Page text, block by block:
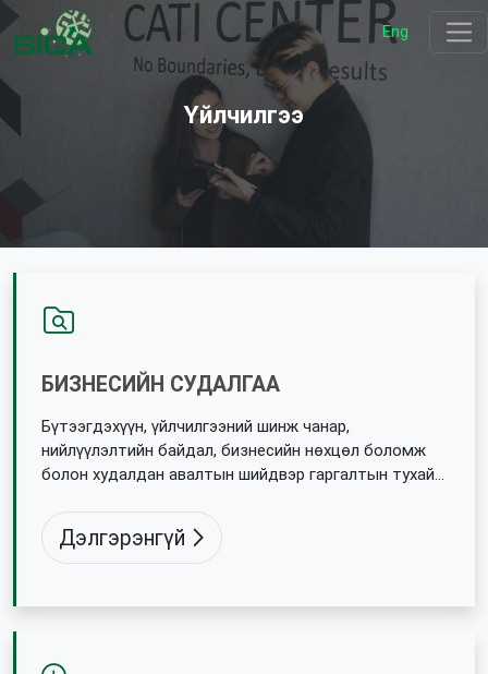
Eng
Үйлчилгээ
БИЗНЕСИЙН СУДАЛГАА
Бүтээгдэхүүн, үйлчилгээний шинж чанар,
нийлүүлэлтийн байдал, бизнесийн нөхцөл боломж
болон худалдан авалтын шийдвэр гаргалтын тухай
Дэлгэрэнгүй